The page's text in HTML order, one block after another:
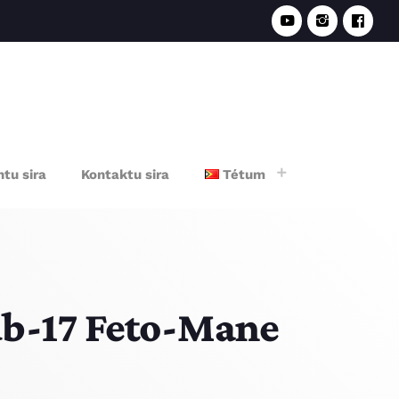
sira Kontaktu sira Tétum
17 Feto-Mane